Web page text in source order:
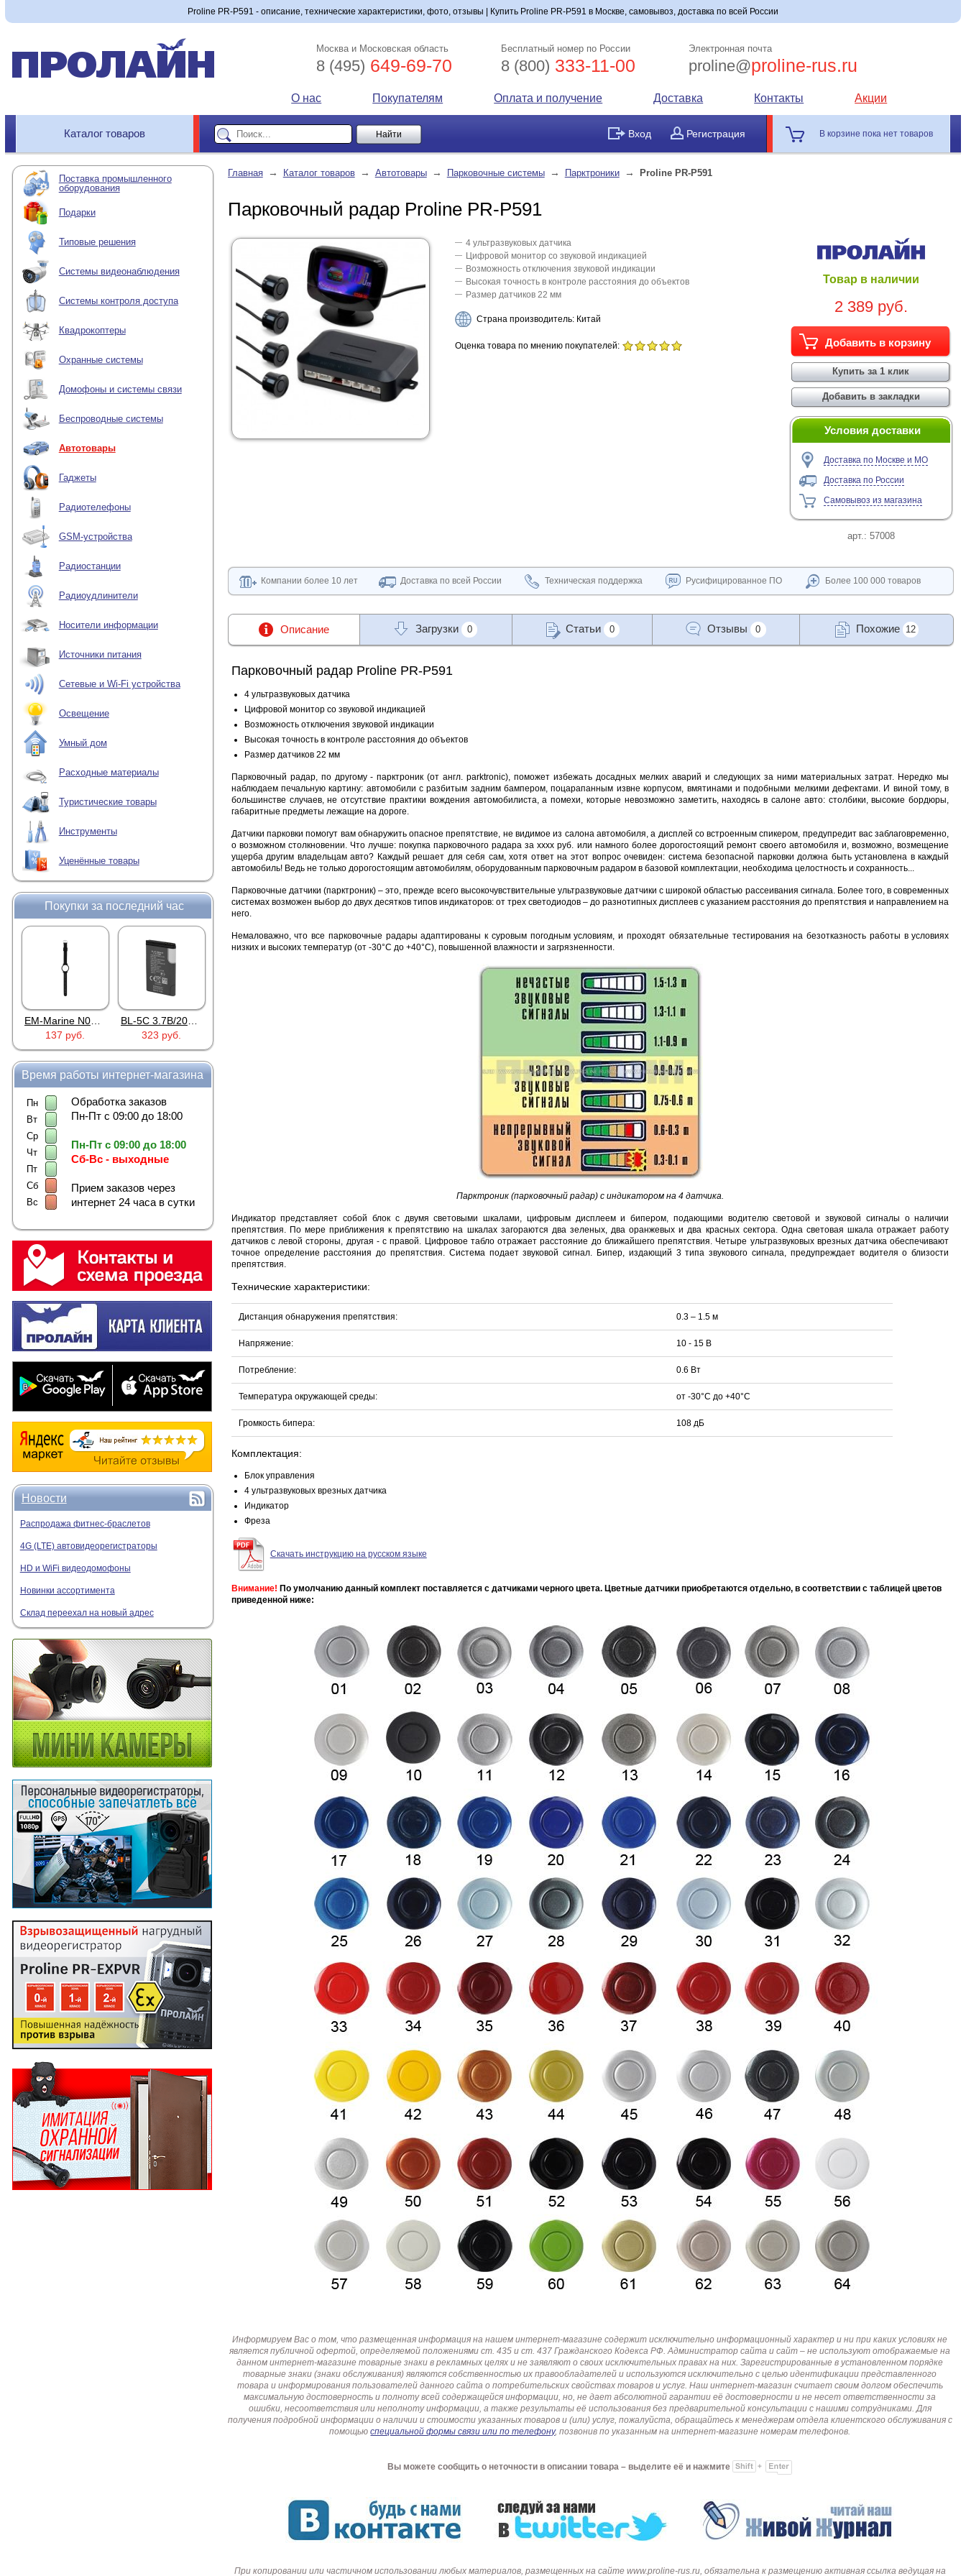
Proline PR-P591 - описание, технические характеристики, фото, отзывы | Купить Proline PR-P591 в Москве, самовывоз, доставка по всей России
Москва и Московская область
8 (495) 649-69-70
Бесплатный номер по России
8 (800) 333-11-00
Электронная почта
proline@proline-rus.ru
О нас Покупателям Оплата и получение Доставка Контакты Акции
Каталог товаров Вход Регистрация В корзине пока нет товаров
Поставка промышленного
оборудования
Подарки
Типовые решения
Системы видеонаблюдения
Системы контроля доступа
Квадрокоптеры
Охранные системы
Домофоны и системы связи
Беспроводные системы
Автотовары
Гаджеты
Радиотелефоны
GSM-устройства
Радиостанции
Радиоудлинители
Носители информации
Источники питания
Сетевые и Wi-Fi устройства
Освещение
Умный дом
Расходные материалы
Туристические товары
Инструменты
Уценённые товары
Покупки за последний час
EM-Marine N006BB
137 руб.
BL-5C 3.7В/2000мАч
323 руб.
Proline PR-NVR5116
Sonoff WTS01 (RJ9)
468 руб.
1 048 руб.
Время работы интернет-магазина
Пн
Вт
Ср
Чт
Пт
Сб
Вс
Обработка заказов
Пн-Пт с 09:00 до 18:00
Пн-Пт с 09:00 до 18:00
Сб-Вс - выходные
Прием заказов через
интернет 24 часа в сутки
Новости
Распродажа фитнес-браслетов
4G (LTE) автовидеорегистраторы
HD и WiFi видеодомофоны
Новинки ассортимента
Склад переехал на новый адрес
Главная → Каталог товаров → Автотовары → Парковочные системы → Парктроники → Proline PR-P591
Парковочный радар Proline PR-P591
4 ультразвуковых датчика
Цифровой монитор со звуковой индикацией
Возможность отключения звуковой индикации
Высокая точность в контроле расстояния до объектов
Размер датчиков 22 мм
Страна производитель: Китай
Оценка товара по мнению покупателей:
Товар в наличии
2 389 руб.
Условия доставки
Доставка по Москве и МО
Доставка по России
Самовывоз из магазина
арт.: 57008
Компании более 10 лет Доставка по всей России Техническая поддержка Русифицированное ПО Более 100 000 товаров
Описание Загрузки 0 Статьи 0 Отзывы 0 Похожие 12
Парковочный радар Proline PR-P591
4 ультразвуковых датчика
Цифровой монитор со звуковой индикацией
Возможность отключения звуковой индикации
Высокая точность в контроле расстояния до объектов
Размер датчиков 22 мм
Парковочный радар, по другому - парктроник (от англ. parktronic), поможет избежать досадных мелких аварий и следующих за ними материальных затрат. Нередко мы
наблюдаем печальную картину: автомобили с разбитым задним бампером, поцарапанным извне корпусом, вмятинами и подобными мелкими дефектами. И виной тому, в
большинстве случаев, не отсутствие практики вождения автомобилиста, а помехи, которые невозможно заметить, находясь в салоне авто: столбики, высокие бордюры,
габаритные предметы лежащие на дороге.
Датчики парковки помогут вам обнаружить опасное препятствие, не видимое из салона автомобиля, а дисплей со встроенным спикером, предупредит вас заблаговременно,
о возможном столкновении. Что лучше: покупка парковочного радара за xxxx руб. или намного более дорогостоящий ремонт своего автомобиля и, возможно, возмещение
ущерба другим владельцам авто? Каждый решает для себя сам, хотя ответ на этот вопрос очевиден: система безопасной парковки должна быть установлена в каждый
автомобиль! Ведь не только дорогостоящим автомобилям, оборудованным парковочным радаром в базовой комплектации, необходима целостность и сохранность...
Парковочные датчики (парктроник) – это, прежде всего высокочувствительные ультразвуковые датчики с широкой областью рассеивания сигнала. Более того, в современных
системах возможен выбор до двух десятков типов индикаторов: от трех светодиодов – до разнотипных дисплеев с указанием расстояния до препятствия и направлением на
него.
Немаловажно, что все парковочные радары адаптированы к суровым погодным условиям, и проходят обязательные тестирования на безотказность работы в условиях
низких и высоких температур (от -30°C до +40°C), повышенной влажности и загрязненности.
Парктроник (парковочный радар) c индикатором на 4 датчика.
Индикатор представляет собой блок с двумя световыми шкалами, цифровым дисплеем и бипером, подающими водителю световой и звуковой сигналы о наличии
препятствия. По мере приближения к препятствию на шкалах загораются два зеленых, два оранжевых и два красных сектора. Одна световая шкала отражает работу
датчиков с левой стороны, другая - с правой. Цифровое табло отражает расстояние до ближайшего препятствия. Четыре ультразвуковых врезных датчика обеспечивают
точное определение расстояния до препятствия. Система подает звуковой сигнал. Бипер, издающий 3 типа звукового сигнала, предупреждает водителя о близости
препятствия.
Технические характеристики:
Дистанция обнаружения препятствия: 0.3 – 1.5 м
Напряжение: 10 - 15 В
Потребление: 0.6 Вт
Температура окружающей среды: от -30°C до +40°C
Громкость бипера: 108 дБ
Комплектация:
Блок управления
4 ультразвуковых врезных датчика
Индикатор
Фреза
Скачать инструкцию на русском языке
Внимание! По умолчанию данный комплект поставляется с датчиками черного цвета. Цветные датчики приобретаются отдельно, в соответствии с таблицей цветов
приведенной ниже:
Информируем Вас о том, что размещенная информация на нашем интернет-магазине содержит исключительно информационный характер и ни при каких условиях не
является публичной офертой, определяемой положениями ст. 435 и ст. 437 Гражданского Кодекса РФ. Администратор сайта и сайт – не используют отображаемые на
данном интернет-магазине товарные знаки в рекламных целях и не заявляют о своих исключительных правах на них. Зарегистрированные в установленном порядке
товарные знаки (знаки обслуживания) являются собственностью их правообладателей и используются исключительно с целью идентификации представленного
товара и информирования пользователей данного сайта о потребительских свойствах товаров и услуг. Наш интернет-магазин считает своим долгом обеспечить
максимальную достоверность и полноту всей содержащейся информации, но, не дает абсолютной гарантии её достоверности и не несет ответственности за
ошибки, несоответствия или неполноту информации, а также результаты её использования без предварительной консультации с нашими сотрудниками. Для
получения подробной информации о наличии и стоимости указанных товаров и (или) услуг, пожалуйста, обращайтесь к менеджерам отдела клиентского обслуживания с
помощьюспециальной формы связи или по телефону, позвонив по указанным на интернет-магазине номерам телефонов.
Вы можете сообщить о неточности в описании товара – выделите её и нажмите
При копировании или частичном использовании любых материалов, размещенных на сайте www.proline-rus.ru, обязательна к размещению активная ссылка ведущая на